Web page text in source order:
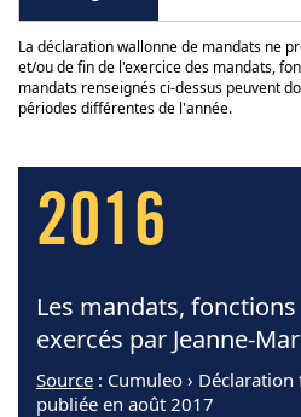
La déclaration wallonne de mandats ne
et/ou de fin de l'exercice des mandats,
mandats renseignés ci-dessus peuvent
périodes différentes de l'année.
2016
Les mandats,
exercés par Jeanne-
Source : Cumuleo ›
publiée en août 2017